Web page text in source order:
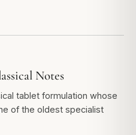
Notes
tablet formulation whose
of the oldest specialist